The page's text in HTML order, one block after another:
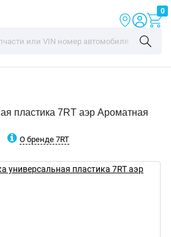
0
пластика 7RT аэр Ароматная
О бренде 7RT